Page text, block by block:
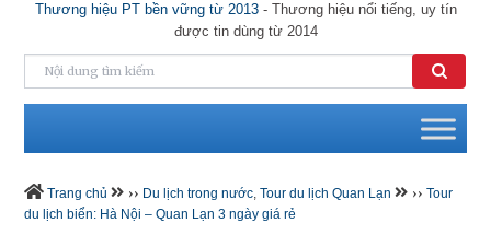
Thương hiệu PT bền vững từ 2013- Thương hiệu nổi tiếng, uy tín
được tin dùng từ 2014
Trang chủ ›› Du lịch trong nước,Tour du lịch Quan Lạn ›› Tour
du lịch biển: Hà Nội – Quan Lạn 3 ngày giá rẻ